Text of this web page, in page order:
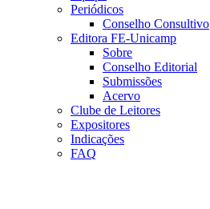
Periódicos
Conselho Consultivo
Editora FE-Unicamp
Sobre
Conselho Editorial
Submissões
Acervo
Clube de Leitores
Expositores
Indicações
FAQ